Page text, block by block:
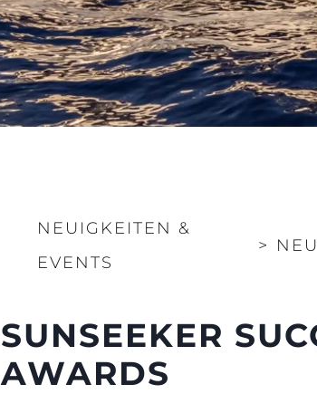
NEUIGKEITEN &
EVENTS
>
SUNSEEKER
AWARDS